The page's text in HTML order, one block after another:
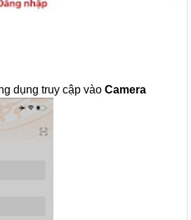
dụng truy cập vào Camera